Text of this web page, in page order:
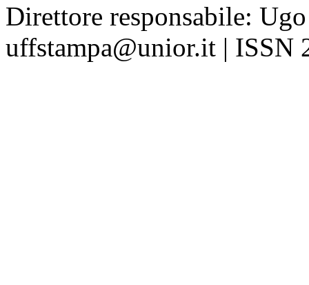
Direttore responsabile:
uffstampa@unior.it | ISSN